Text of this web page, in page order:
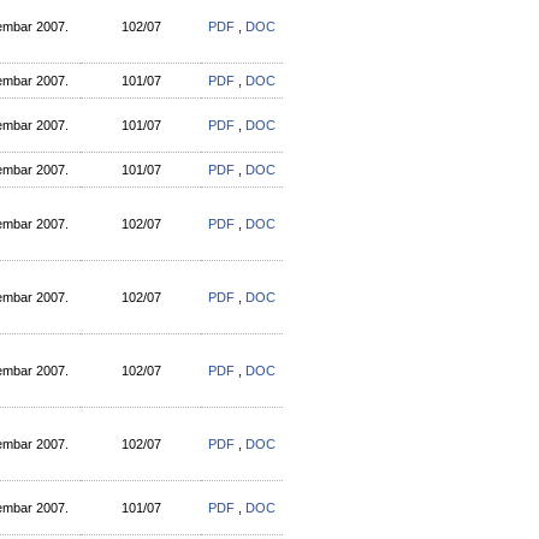
2007. 102/07 PDF DOC
2007. 101/07 PDF DOC
2007. 101/07 PDF DOC
2007. 101/07 PDF DOC
2007. 102/07 PDF DOC
2007. 102/07 PDF DOC
2007. 102/07 PDF DOC
2007. 102/07 PDF DOC
2007. 101/07 PDF DOC